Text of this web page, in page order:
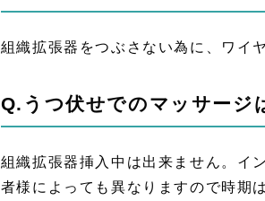
組織拡張器をつぶさない為に、ワイ
Q.うつ伏せでのマッサージ
組織拡張器挿入中は出来ません。イ
者様によっても異なりますので時期